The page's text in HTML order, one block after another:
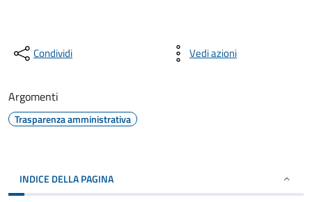
Condividi Vedi azioni
Argomenti
Trasparenza amministrativa
INDICE DELLA PAGINA